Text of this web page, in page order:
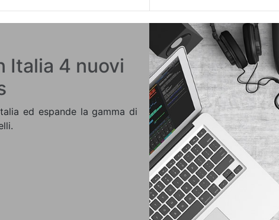
Italia 4 nuovi
ed espande la gamma di